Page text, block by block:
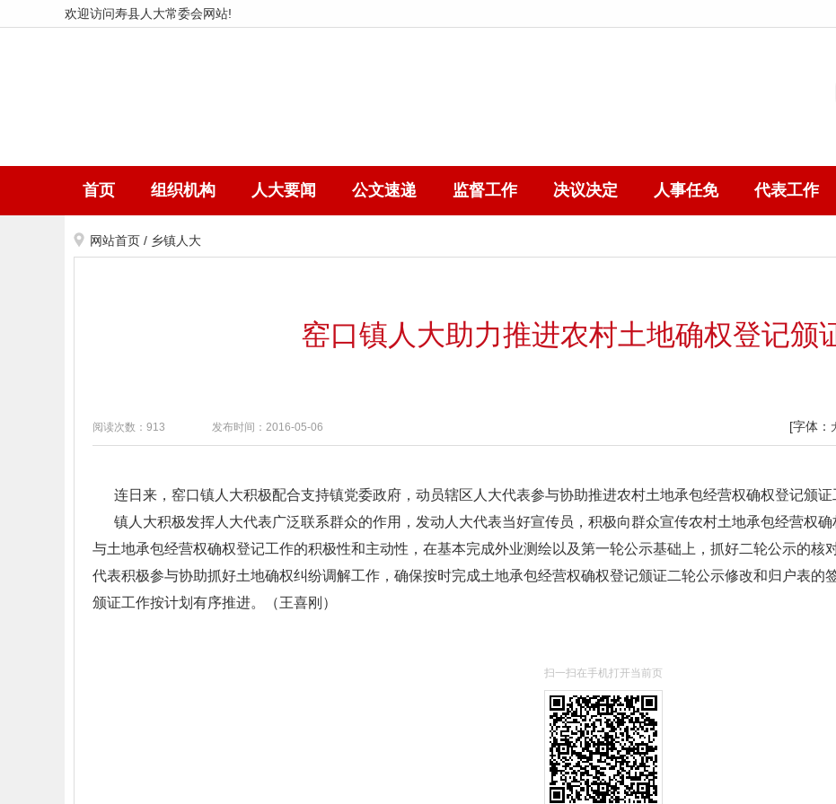
欢迎访问寿县人大常委会网站!
首页 组织机构 人大要闻 公文速递 监督工作 决议决定 人事任免 代表工作
网站首页 / 乡镇人大
窑口镇人大助力推进农村土地确权登记颁
阅读次数：913 发布时间：2016-05-06 [字体：
连日来，窑口镇人大积极配合支持镇党委政府，动员辖区人大代表参与协助推进农村土地承包经营权确权登记颁证
镇人大积极发挥人大代表广泛联系群众的作用，发动人大代表当好宣传员，积极向群众宣传农村土地承包经营权
与土地承包经营权确权登记工作的积极性和主动性，在基本完成外业测绘以及第一轮公示基础上，抓好二轮公示的核
代表积极参与协助抓好土地确权纠纷调解工作，确保按时完成土地承包经营权确权登记颁证二轮公示修改和归户表的
颁证工作按计划有序推进。（王喜刚）
扫一扫在手机打开当前页